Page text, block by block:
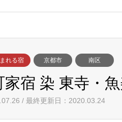
れる宿 京都市 南区
家宿 染 東寺・
/ 最終更新日：2020.03.24